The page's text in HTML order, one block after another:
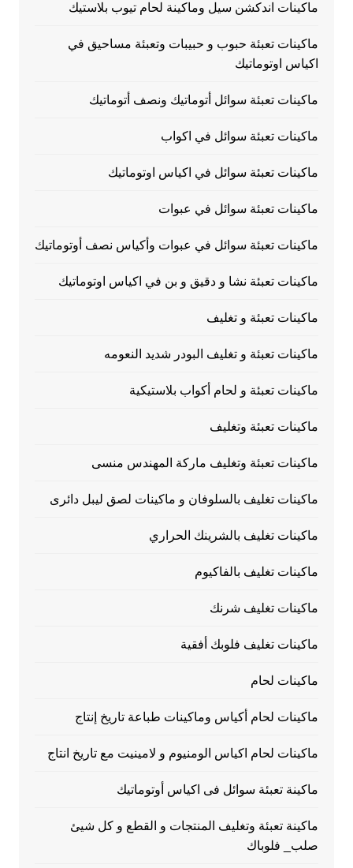
ماكينات اندكشن سيل وماكينة لحام تيوب بلاستيك
ماكينات تعبئة حبوب و حبيبات وتعبئة مساحيق في
اكياس اوتوماتيك
ماكينات تعبئة سوائل أتوماتيك ونصف أتوماتيك
ماكينات تعبئة سوائل في اكواب
ماكينات تعبئة سوائل في اكياس اوتوماتيك
ماكينات تعبئة سوائل في عبوات
ماكينات تعبئة سوائل في عبوات وأكياس نصف أوتوماتيك
ماكينات تعبئة نشا و دقيق و بن في اكياس اوتوماتيك
ماكينات تعبئة و تغليف
ماكينات تعبئة و تغليف البودر شديد النعومه
ماكينات تعبئة و لحام أكواب بلاستيكية
ماكينات تعبئة وتغليف
ماكينات تعبئة وتغليف ماركة المهندس منسى
ماكينات تغليف بالسلوفان و ماكينات لصق ليبل دائرى
ماكينات تغليف بالشرينك الحراري
ماكينات تغليف بالفاكيوم
ماكينات تغليف شرنك
ماكينات تغليف فلوبك أفقية
ماكينات لحام
ماكينات لحام أكياس وماكينات طباعة تاريخ إنتاج
ماكينات لحام اكياس الومنيوم و لامينيت مع تاريخ انتاج
ماكينة تعبئة سوائل فى اكياس أوتوماتيك
ماكينة تعبئة وتغليف المنتجات و القطع و كل شيئ
صلب_ فلوباك